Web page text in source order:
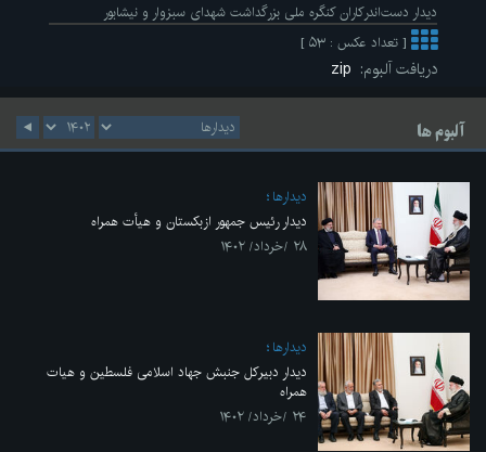
دیدار دست‌اندرکاران کنگره ملی بزرگداشت شهدای سبزوار و نیشابور
[ تعداد عکس : ۵۳ ]
دریافت آلبوم:
آلبوم ها
ديدارها
دیدار رئیس جمهور ازبکستان و هیأت همراه
۲۸ /خرداد/ ۱۴۰۲
ديدارها
دیدار دبیرکل جنبش جهاد اسلامی فلسطین و هیات
همراه
۲۴ /خرداد/ ۱۴۰۲